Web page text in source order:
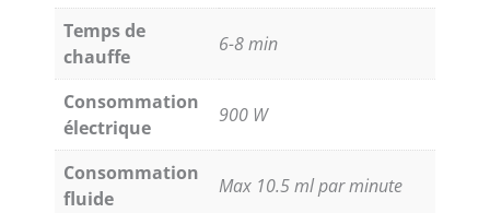
Temps de
chauffe
6-8 min
Consommation
électrique
900 W
Consommation
fluide
Max 10.5 ml par minute